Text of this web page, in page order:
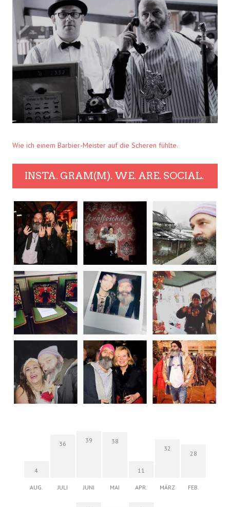
Wie ich einem Barbier-Meister auf die Scheren fühlte.
INSTA. GRAM(M). WE. ARE. SOCIAL.
4
AUG.
36
JULI
39
JUNI
38
MAI
11
APR.
32
MÄRZ
28
FEB.